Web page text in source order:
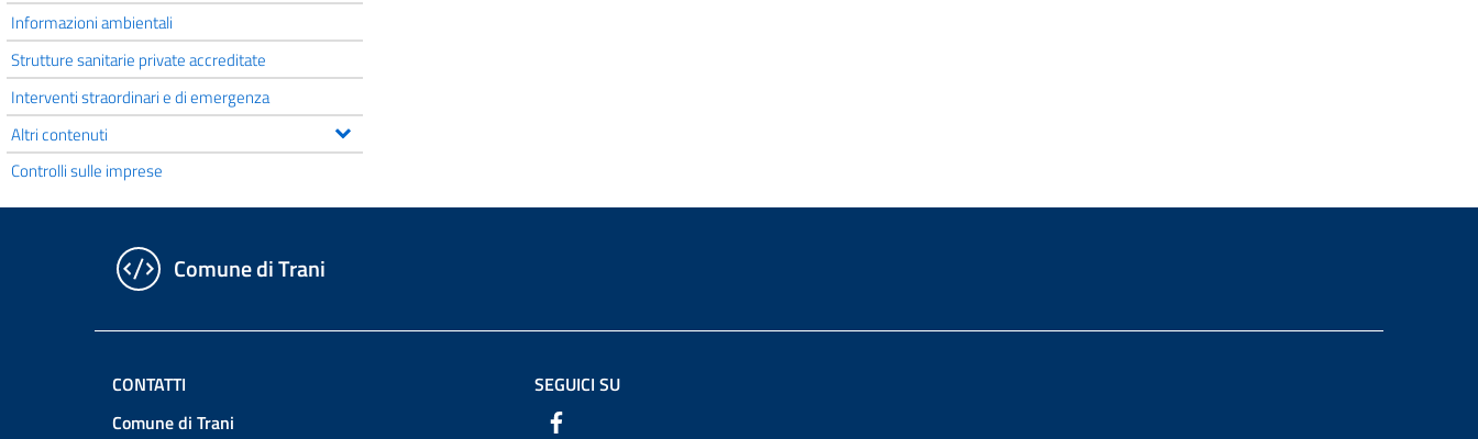
Informazioni ambientali
Strutture sanitarie private accreditate
Interventi straordinari e di emergenza
Altri contenuti
Controlli sulle imprese
Comune di Trani
CONTATTI
Comune di Trani
SEGUICI SU